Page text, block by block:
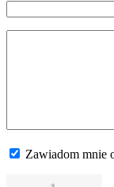
Zawiadom mnie